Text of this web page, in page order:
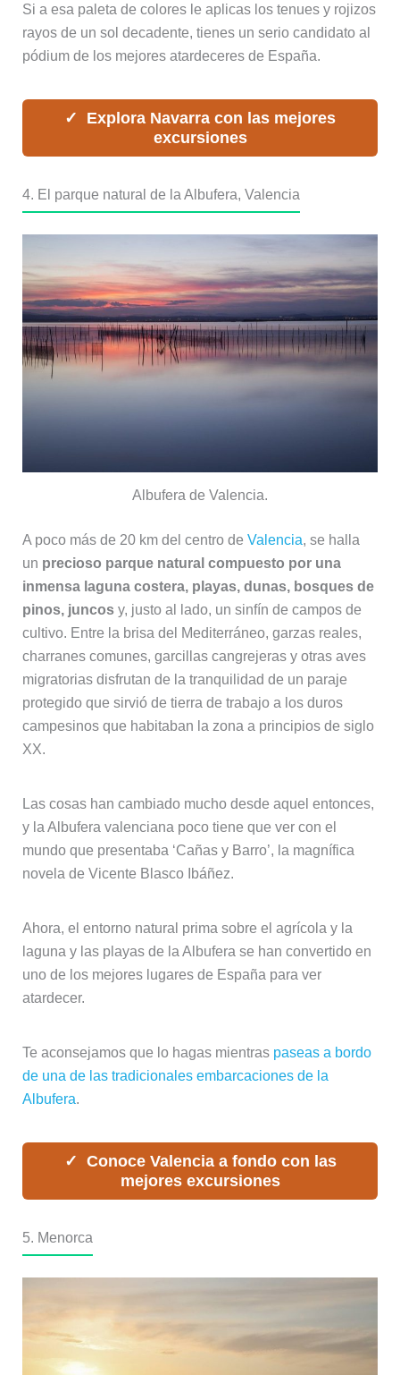
Si a esa paleta de colores le aplicas los tenues y rojizos
rayos de un sol decadente, tienes un serio candidato al
pódium de los mejores atardeceres de España.
Explora Navarra con las mejores
excursiones
4. El parque natural de la Albufera, Valencia
Albufera de Valencia.
A poco más de 20 km del centro de Valencia, se halla
un precioso parque natural compuesto por una
inmensa laguna costera, playas, dunas, bosques de
pinos, juncosy, justo al lado, un sinfín de campos de
cultivo. Entre la brisa del Mediterráneo, garzas reales,
charranes comunes, garcillas cangrejeras y otras aves
migratorias disfrutan de la tranquilidad de un paraje
protegido que sirvió de tierra de trabajo a los duros
campesinos que habitaban la zona a principios de siglo
XX.
Las cosas han cambiado mucho desde aquel entonces,
y la Albufera valenciana poco tiene que ver con el
mundo que presentaba ‘Cañas y Barro’, la magnífica
novela de Vicente Blasco Ibáñez.
Ahora, el entorno natural prima sobre el agrícola y la
laguna y las playas de la Albufera se han convertido en
uno de los mejores lugares de España para ver
atardecer.
Te aconsejamos que lo hagas mientras paseas a bordo
de una de las tradicionales embarcaciones de la
Albufera.
Conoce Valencia a fondo con las
mejores excursiones
5. Menorca